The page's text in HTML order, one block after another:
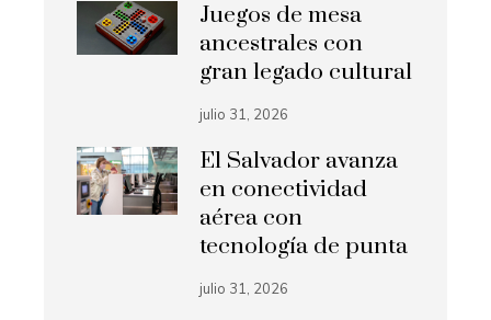
Juegos de mesa
ancestrales con
gran legado cultural
julio 31, 2026
El Salvador avanza
en conectividad
aérea con
tecnología de punta
julio 31, 2026